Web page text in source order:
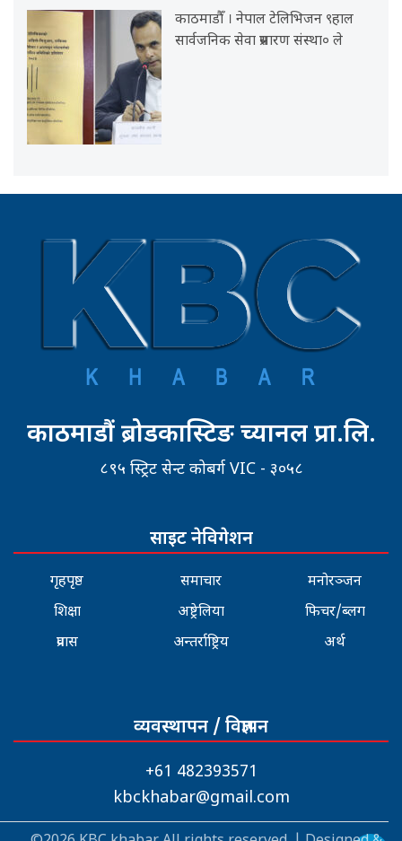
काठमाडौँ । नेपाल टेलिभिजन ९हाल
सार्वजनिक सेवा प्रसारण संस्था० ले
काठमाडौं ब्रोडकास्टिङ च्यानल प्रा.लि.
८९५ स्ट्रिट सेन्ट कोबर्ग VIC - ३०५८
साइट नेविगेशन
गृहपृष्ठ
शिक्षा
प्रवास
समाचार
अष्ट्रेलिया
अन्तर्राष्ट्रिय
मनोरञ्जन
फिचर/ब्लग
अर्थ
व्यवस्थापन / विज्ञापन
+61 482393571
kbckhabar@gmail.com